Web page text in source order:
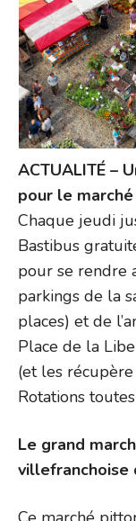
ACTUALITÉ –
pour le marché
Chaque jeudi
Bastibus
pour se rendre
parkings de la
places) et de
Place de la
(et les
Rotations
Le grand
villefranchoise